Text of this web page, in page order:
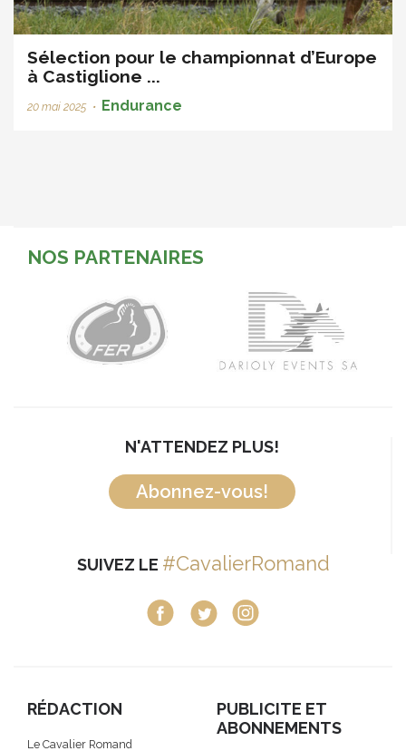
Sélection pour le championnat d’Europe
à Castiglione ...
20 mai 2025 • Endurance
NOS PARTENAIRES
N'ATTENDEZ PLUS!
Abonnez-vous!
SUIVEZ LE #CavalierRomand
RÉDACTION
Le Cavalier Romand
PUBLICITE ET
ABONNEMENTS